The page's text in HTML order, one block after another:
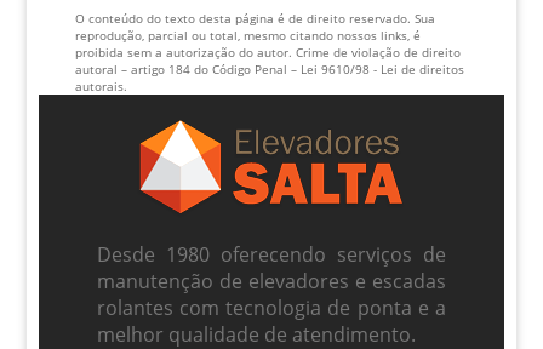
O conteúdo do texto desta página é de direito reservado. Sua
reprodução, parcial ou total, mesmo citando nossos links, é
proibida sem a autorização do autor. Crime de violação de direito
autoral – artigo 184 do Código Penal – Lei 9610/98 - Lei de direitos
autorais.
Desde 1980 oferecendo serviços de
manutenção de elevadores e escadas
rolantes com tecnologia de ponta e a
melhor qualidade de atendimento.